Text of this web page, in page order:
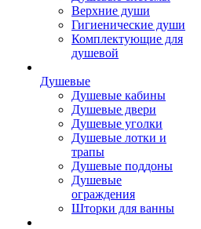
Верхние души
Гигиенические души
Комплектующие для
душевой
Душевые
Душевые кабины
Душевые двери
Душевые уголки
Душевые лотки и
трапы
Душевые поддоны
Душевые
ограждения
Шторки для ванны